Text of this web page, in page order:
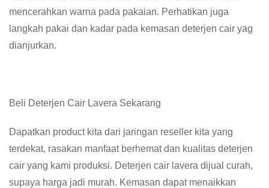
mencerahkan warna pada pakaian. Perhatikan juga
langkah pakai dan kadar pada kemasan deterjen cair yag
dianjurkan.
Beli Deterjen Cair Lavera Sekarang
Dapatkan product kita dari jaringan reseller kita yang
terdekat, rasakan manfaat berhemat dan kualitas deterjen
cair yang kami produksi. Deterjen cair lavera dijual curah,
supaya harga jadi murah. Kemasan dapat menaikkan